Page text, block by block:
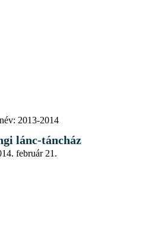
2013-2014
lánc-táncház
február 21.